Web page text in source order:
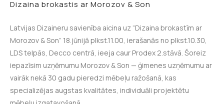
Dizaina brokastis ar Morozov & Son
Latvijas Dizaineru savienība aicina uz “Dizaina brokastīm ar
Morozov & Son” 18.jūnijā plkst.11.00, ierašanās no plkst.10.30,
LDS telpās, Decco centrā, ieeja caur Prodex 2.stāvā. Šoreiz
iepazīsim uzņēmumu Morozov & Son — ģimenes uzņēmumu ar
vairāk nekā 30 gadu pieredzi mēbeļu ražošanā, kas
specializējas augstas kvalitātes, individuāli projektētu